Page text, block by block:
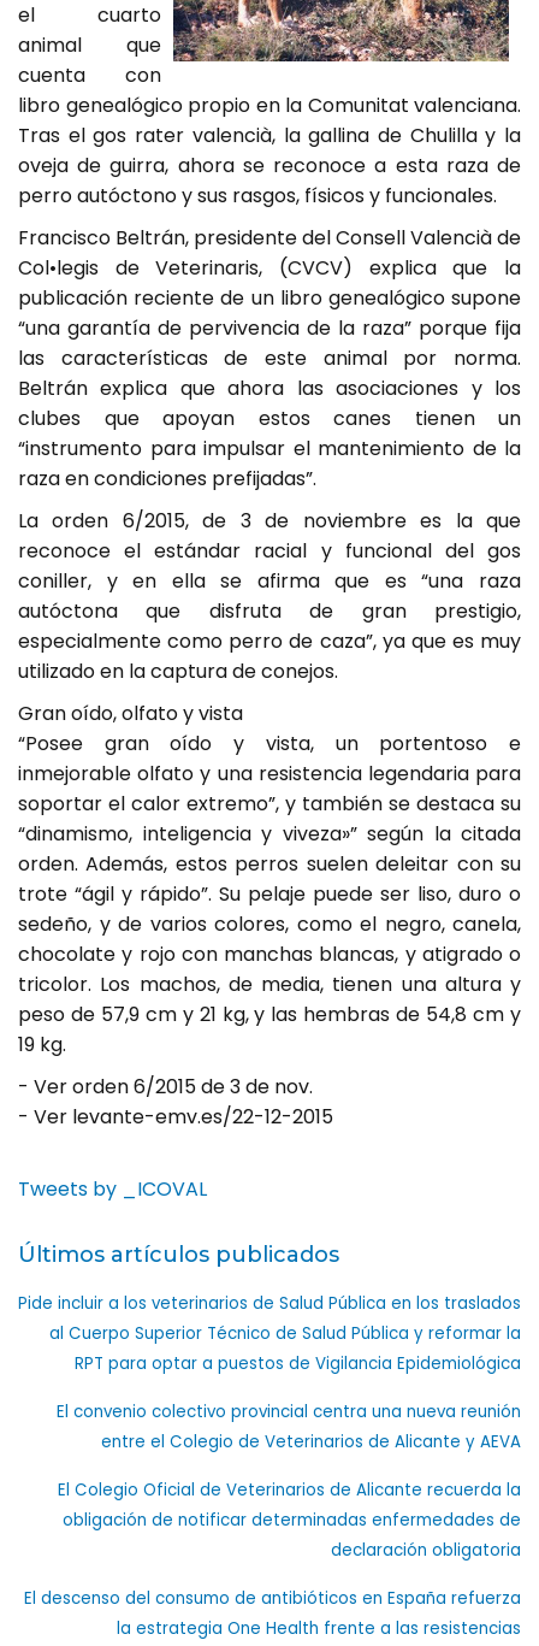
el cuarto
animal que
cuenta con
libro genealógico propio en la Comunitat valenciana.
Tras el gos rater valencià, la gallina de Chulilla y la
oveja de guirra, ahora se reconoce a esta raza de
perro autóctono y sus rasgos, físicos y funcionales.
Francisco Beltrán, presidente del Consell Valencià de
Col•legis de Veterinaris, (CVCV) explica que la
publicación reciente de un libro genealógico supone
“una garantía de pervivencia de la raza” porque fija
las características de este animal por norma.
Beltrán explica que ahora las asociaciones y los
clubes que apoyan estos canes tienen un
“instrumento para impulsar el mantenimiento de la
raza en condiciones prefijadas”.
La orden 6/2015, de 3 de noviembre es la que
reconoce el estándar racial y funcional del gos
coniller, y en ella se afirma que es “una raza
autóctona que disfruta de gran prestigio,
especialmente como perro de caza”, ya que es muy
utilizado en la captura de conejos.
Gran oído, olfato y vista
“Posee gran oído y vista, un portentoso e
inmejorable olfato y una resistencia legendaria para
soportar el calor extremo”, y también se destaca su
“dinamismo, inteligencia y viveza»” según la citada
orden. Además, estos perros suelen deleitar con su
trote “ágil y rápido”. Su pelaje puede ser liso, duro o
sedeño, y de varios colores, como el negro, canela,
chocolate y rojo con manchas blancas, y atigrado o
tricolor. Los machos, de media, tienen una altura y
peso de 57,9 cm y 21 kg, y las hembras de 54,8 cm y
19 kg.
- Ver orden 6/2015 de 3 de nov.
- Ver levante-emv.es/22-12-2015
Tweets by _ICOVAL
Últimos artículos publicados
Pide incluir a los veterinarios de Salud Pública en los traslados
al Cuerpo Superior Técnico de Salud Pública y reformar la
RPT para optar a puestos de Vigilancia Epidemiológica
El convenio colectivo provincial centra una nueva reunión
entre el Colegio de Veterinarios de Alicante y AEVA
El Colegio Oficial de Veterinarios de Alicante recuerda la
obligación de notificar determinadas enfermedades de
declaración obligatoria
El descenso del consumo de antibióticos en España refuerza
la estrategia One Health frente a las resistencias